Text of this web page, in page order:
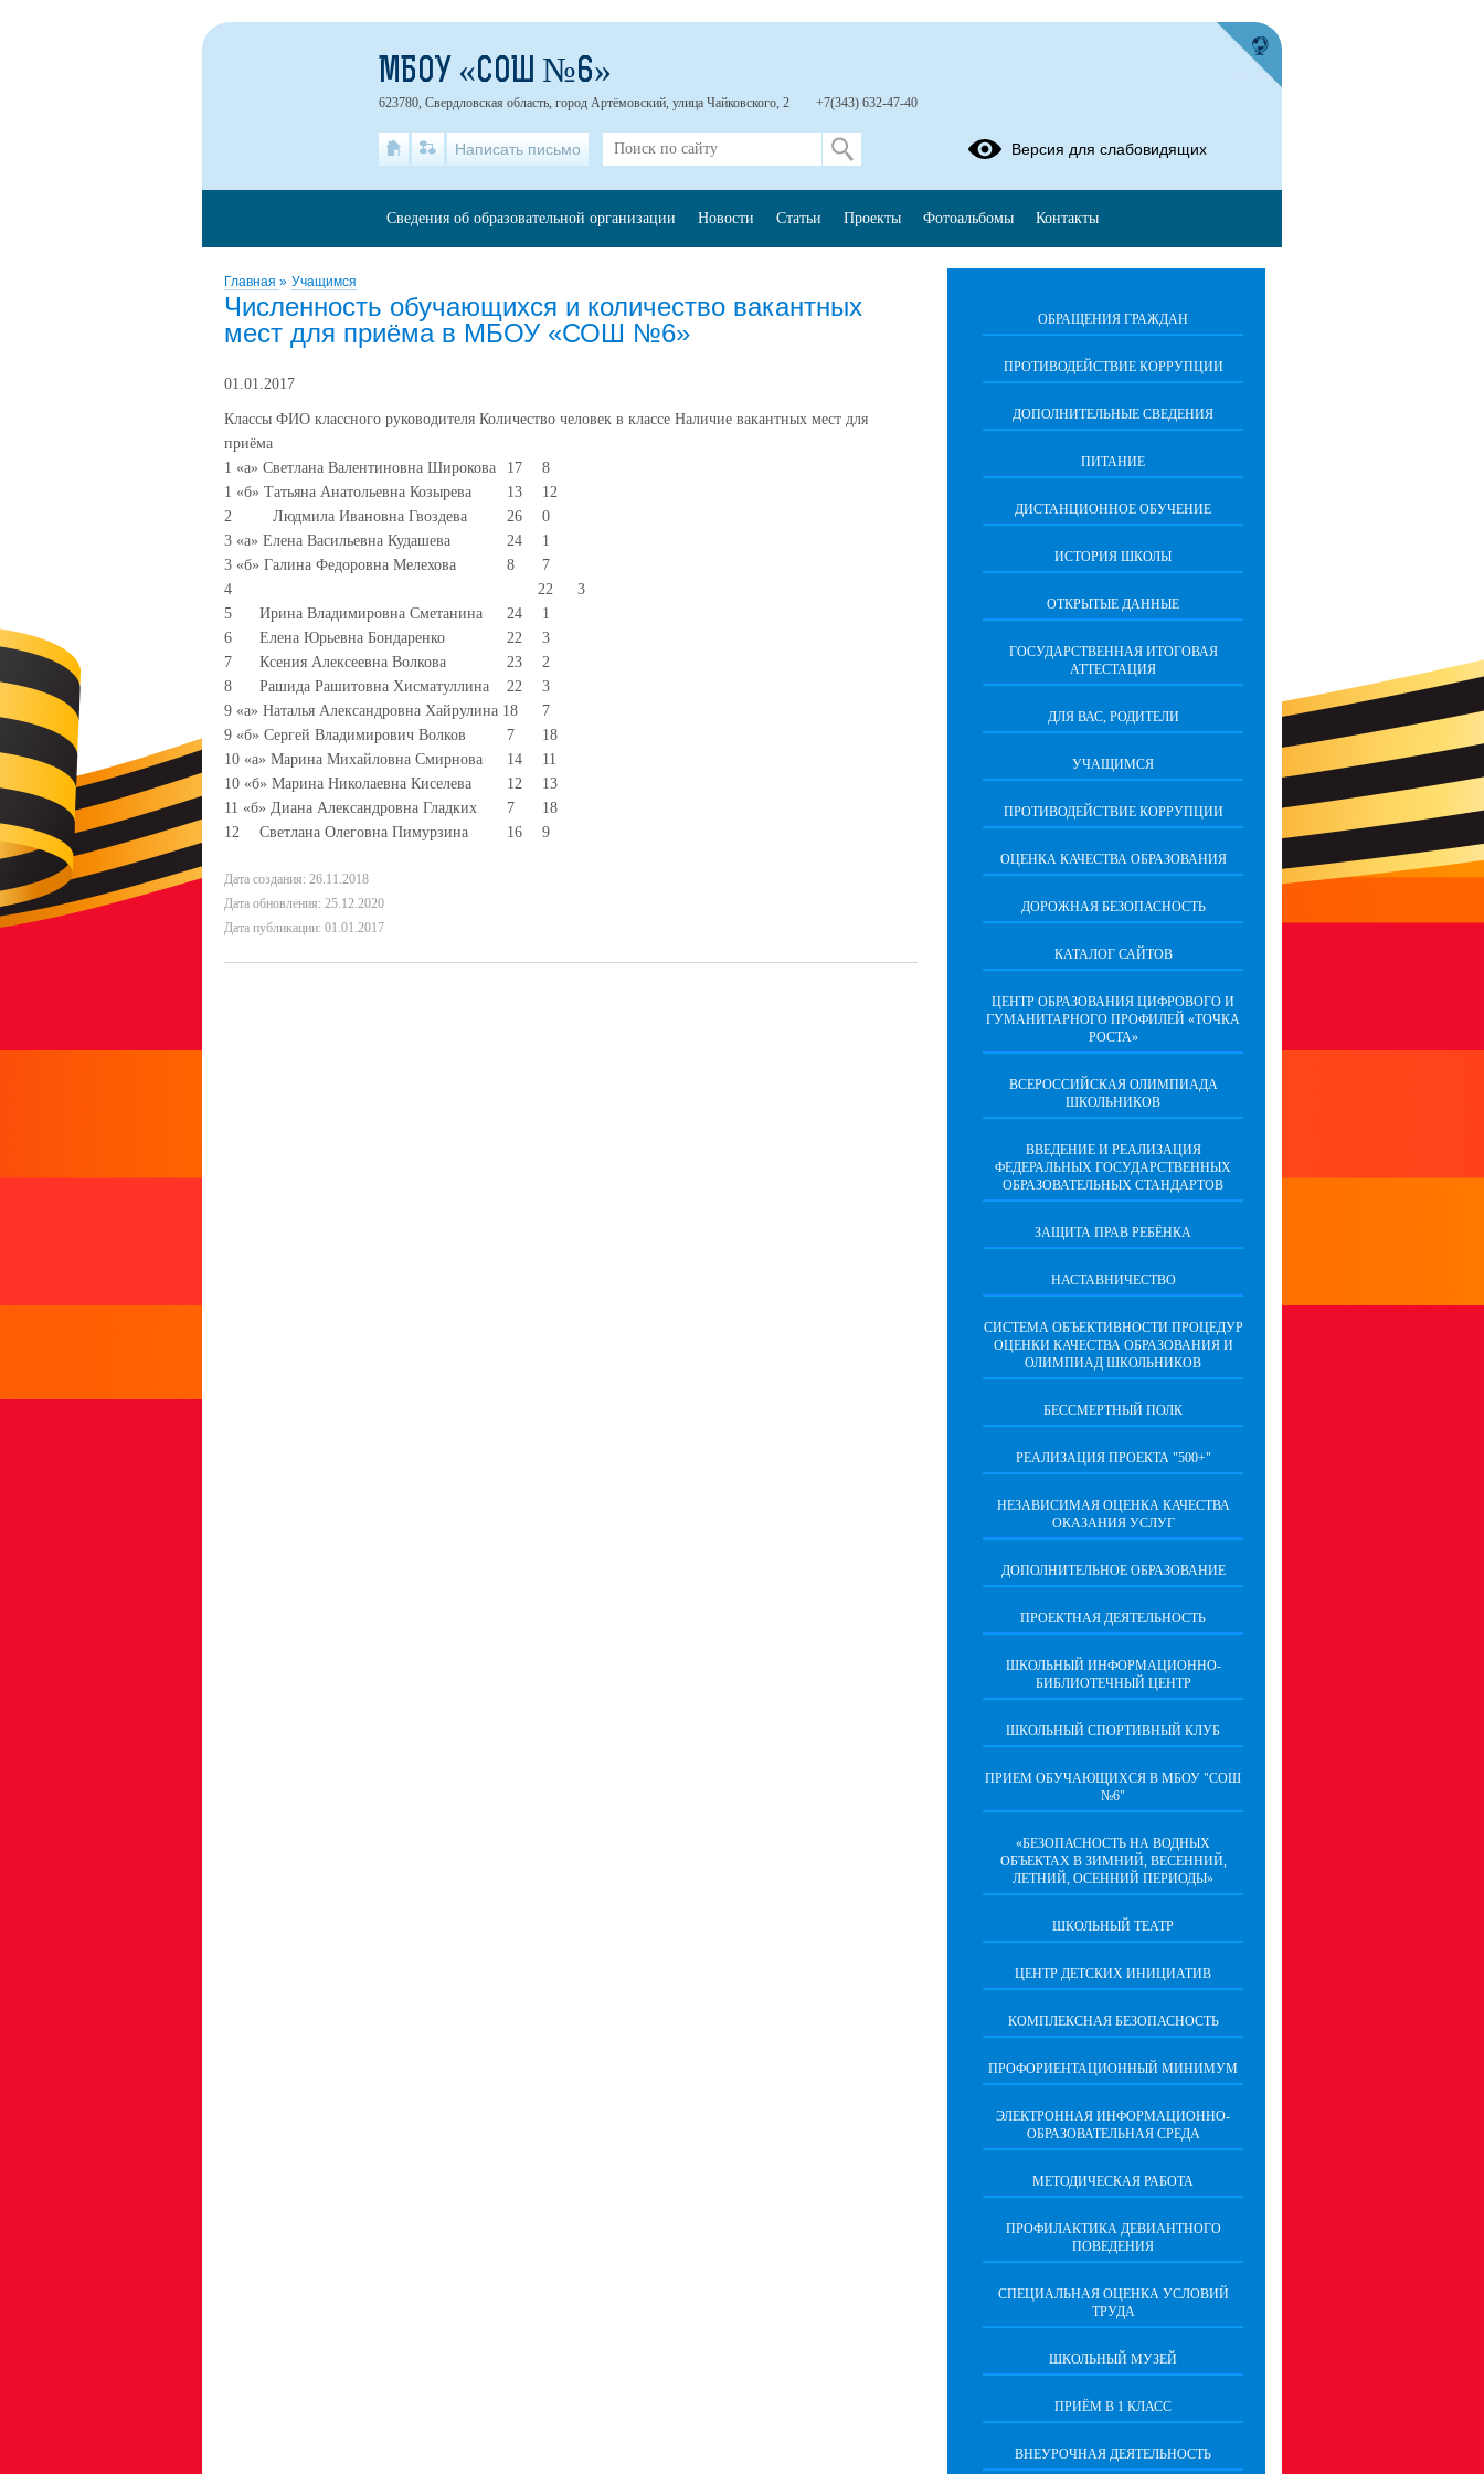
Главная » Учащимся
Численность обучающихся и количество вакантных
мест для приёма в МБОУ «СОШ №6»
01.01.2017
Классы ФИО классного руководителя Количество человек в классе Наличие вакантных мест для
приёма
1 «а» Светлана Валентиновна Широкова
17
8
1 «б» Татьяна Анатольевна Козырева
13
12
2
Людмила Ивановна Гвоздева 26
0
3 «а» Елена Васильевна Кудашева
24
1
3 «б» Галина Федоровна Мелехова
8
7
4
22
3
5
Ирина Владимировна Сметанина 24
1
6
Елена Юрьевна Бондаренко 22
3
7
Ксения Алексеевна Волкова 23
2
8
Рашида Рашитовна Хисматуллина 22
3
9 «а» Наталья Александровна Хайрулина 18
7
9 «б» Сергей Владимирович Волков
7
18
10 «а» Марина Михайловна Смирнова
14
11
10 «б» Марина Николаевна Киселева
12
13
11 «б» Диана Александровна Гладких
7
18
12
Светлана Олеговна Пимурзина 16 9
Дата создания: 26.11.2018
Дата обновления: 25.12.2020
Дата публикации: 01.01.2017
ОБРАЩЕНИЯ ГРАЖДАН
ПРОТИВОДЕЙСТВИЕ КОРРУПЦИИ
ДОПОЛНИТЕЛЬНЫЕ СВЕДЕНИЯ
ПИТАНИЕ
ДИСТАНЦИОННОЕ ОБУЧЕНИЕ
ИСТОРИЯ ШКОЛЫ
ОТКРЫТЫЕ ДАННЫЕ
ГОСУДАРСТВЕННАЯ ИТОГОВАЯ
АТТЕСТАЦИЯ
ДЛЯ ВАС, РОДИТЕЛИ
УЧАЩИМСЯ
ПРОТИВОДЕЙСТВИЕ КОРРУПЦИИ
ОЦЕНКА КАЧЕСТВА ОБРАЗОВАНИЯ
ДОРОЖНАЯ БЕЗОПАСНОСТЬ
КАТАЛОГ САЙТОВ
ЦЕНТР ОБРАЗОВАНИЯ ЦИФРОВОГО И
ГУМАНИТАРНОГО ПРОФИЛЕЙ «ТОЧКА
РОСТА»
ВСЕРОССИЙСКАЯ ОЛИМПИАДА
ШКОЛЬНИКОВ
ВВЕДЕНИЕ И РЕАЛИЗАЦИЯ
ФЕДЕРАЛЬНЫХ ГОСУДАРСТВЕННЫХ
ОБРАЗОВАТЕЛЬНЫХ СТАНДАРТОВ
ЗАЩИТА ПРАВ РЕБЁНКА
НАСТАВНИЧЕСТВО
CИСТЕМА ОБЪЕКТИВНОСТИ ПРОЦЕДУР
ОЦЕНКИ КАЧЕСТВА ОБРАЗОВАНИЯ И
ОЛИМПИАД ШКОЛЬНИКОВ
БЕССМЕРТНЫЙ ПОЛК
РЕАЛИЗАЦИЯ ПРОЕКТА "500+"
НЕЗАВИСИМАЯ ОЦЕНКА КАЧЕСТВА
ОКАЗАНИЯ УСЛУГ
ДОПОЛНИТЕЛЬНОЕ ОБРАЗОВАНИЕ
ПРОЕКТНАЯ ДЕЯТЕЛЬНОСТЬ
ШКОЛЬНЫЙ ИНФОРМАЦИОННО-
БИБЛИОТЕЧНЫЙ ЦЕНТР
ШКОЛЬНЫЙ СПОРТИВНЫЙ КЛУБ
ПРИЕМ ОБУЧАЮЩИХСЯ В МБОУ "СОШ
№6"
«БЕЗОПАСНОСТЬ НА ВОДНЫХ
ОБЪЕКТАХ В ЗИМНИЙ, ВЕСЕННИЙ,
ЛЕТНИЙ, ОСЕННИЙ ПЕРИОДЫ»
ШКОЛЬНЫЙ ТЕАТР
ЦЕНТР ДЕТСКИХ ИНИЦИАТИВ
КОМПЛЕКСНАЯ БЕЗОПАСНОСТЬ
ПРОФОРИЕНТАЦИОННЫЙ МИНИМУМ
ЭЛЕКТРОННАЯ ИНФОРМАЦИОННО-
ОБРАЗОВАТЕЛЬНАЯ СРЕДА
МЕТОДИЧЕСКАЯ РАБОТА
ПРОФИЛАКТИКА ДЕВИАНТНОГО
ПОВЕДЕНИЯ
СПЕЦИАЛЬНАЯ ОЦЕНКА УСЛОВИЙ
ТРУДА
ШКОЛЬНЫЙ МУЗЕЙ
ПРИЁМ В 1 КЛАСС
ВНЕУРОЧНАЯ ДЕЯТЕЛЬНОСТЬ
МБОУ «СОШ №6»
623780, Свердловская область, город Артёмовский, улица Чайковского, 2 +7(343) 632-47-40
Написать письмо Версия для слабовидящих
Сведения об образовательной организации Новости Статьи Проекты Фотоальбомы Контакты